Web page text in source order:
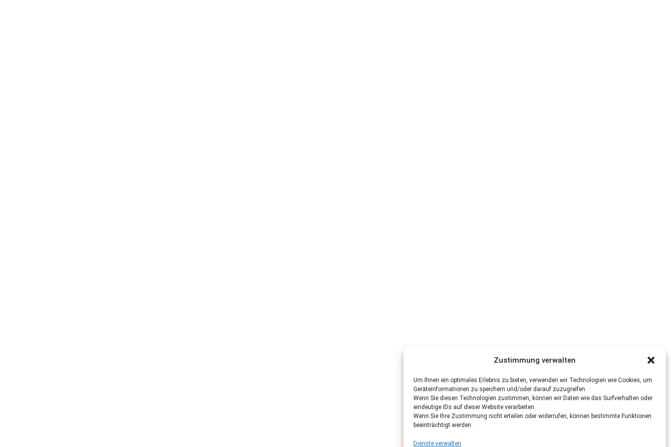
Zustimmung verwalten
Um Ihnen ein optimales Erlebnis zu bieten, verwenden wir Technologien wie Cookies, um
Geräteinformationen zu speichern und/oder darauf zuzugreifen.
Wenn Sie diesen Technologien zustimmen, können wir Daten wie das Surfverhalten oder
eindeutige IDs auf dieser Website verarbeiten.
Wenn Sie Ihre Zustimmung nicht erteilen oder widerrufen, können bestimmte Funktionen
beeinträchtigt werden.
Dienste verwalten